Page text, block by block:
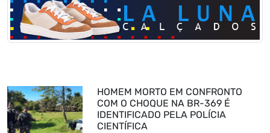
HOMEM MORTO EM CONFRONTO
COM O CHOQUE NA BR-369 É
IDENTIFICADO PELA POLÍCIA
CIENTÍFICA